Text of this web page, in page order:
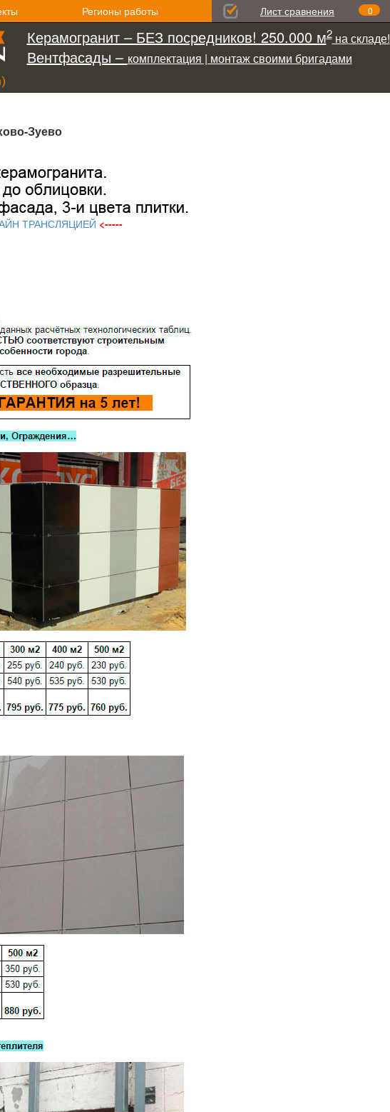
Регионы работы Лист сравнения 0
Керамогранит – БЕЗ посредников! 250.000 м2на складе!
Вентфасады – комплектация | монтаж своими бригадами
Зуево
ТРАНСЛЯЦИЕЙ <-----